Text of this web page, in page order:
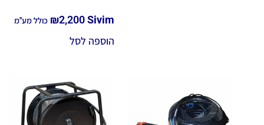
Sivim
₪2,200 כולל מע"מ
הוספה לסל